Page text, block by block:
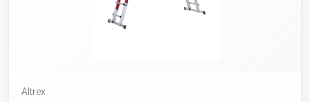
Altrex